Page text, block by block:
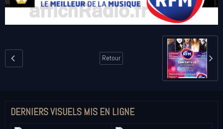
Retour
DERNIERS VISUELS MIS EN LIGNE